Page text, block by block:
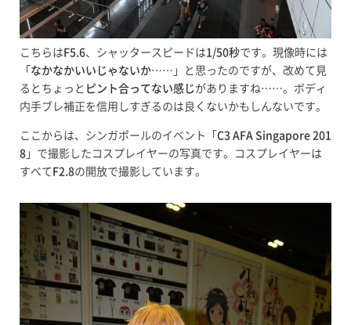
こちらはF5.6、シャッタースピードは1/50秒です。現像時には
「 なかなかいいじゃないか……」と思ったのですが、改めて見
るとちょっと ピント合ってない感じ がありますね……。ボディ
内手ブレ補正を信用しすぎるのは良くないかもしんないです。
ここからは、シンガポールのイベント「 C3 AFA Singapore 201
8 」で撮影したコスプレイヤーの写真です。コスプレイヤーは
すべてF2.8の開放で撮影しています。